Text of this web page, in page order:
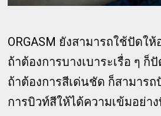
ORGASM ยังสามารถใช้ปัดใ
ถ้าต้องการบางเบาระเรื่อ ๆ ก็
ถ้าต้องการสีเด่นชัด ก็สามาร
การบิวท์สีให้ได้ความเข้มอย่า